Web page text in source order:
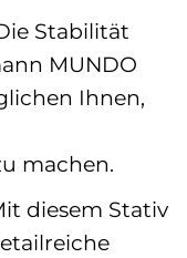
Stabilität
MUNDO
Ihnen,
machen.
diesem Stativ